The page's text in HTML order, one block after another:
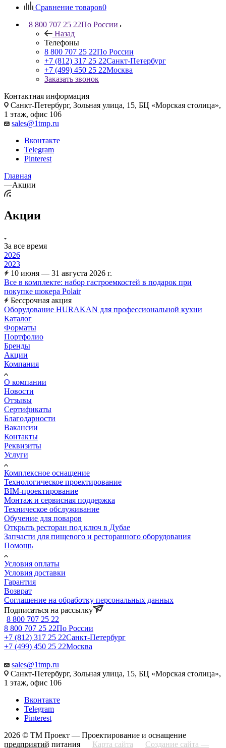
Сравнение товаров0
8 800 707 25 22По России
Назад
Телефоны
8 800 707 25 22По России
+7 (812) 317 25 22Санкт-Петербург
+7 (499) 450 25 22Москва
Заказать звонок
Контактная информация
Санкт-Петербург, Зольная улица, 15, БЦ «Морская столица»,
1 этаж, офис 106
sales@1tmp.ru
Вконтакте
Telegram
Pinterest
Главная
—Акции
Акции
За все время
2026
2023
10 июня — 31 августа 2026 г.
Все в комплекте: набор гастроемкостей в подарок при
покупке шокера Polair
Бессрочная акция
Оборудование HURAKAN для профессиональной кухни
Каталог
Форматы
Портфолио
Бренды
Акции
Компания
О компании
Новости
Отзывы
Сертификаты
Благодарности
Вакансии
Контакты
Реквизиты
Услуги
Комплексное оснащение
Технологическое проектирование
BIM-проектирование
Монтаж и сервисная поддержка
Техническое обслуживание
Обучение для поваров
Открыть ресторан под ключ в Дубае
Запчасти для пищевого и ресторанного оборудования
Помощь
Условия оплаты
Условия доставки
Гарантия
Возврат
Соглашение на обработку персональных данных
Подписаться на рассылку
8 800 707 25 22
8 800 707 25 22По России
+7 (812) 317 25 22Санкт-Петербург
+7 (499) 450 25 22Москва
sales@1tmp.ru
Санкт-Петербург, Зольная улица, 15, БЦ «Морская столица»,
1 этаж, офис 106
Вконтакте
Telegram
Pinterest
2026 © ТМ Проект — Проектирование и оснащение
предприятий питания
Карта сайта Создание сайта —